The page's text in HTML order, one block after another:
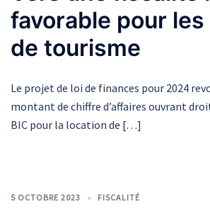
favorable pour
de tourisme
Le projet de loi de finances pour 2024
montant de chiffre d’affaires ouvrant
BIC pour la location de […]
5 OCTOBRE 2023 FISCALITÉ